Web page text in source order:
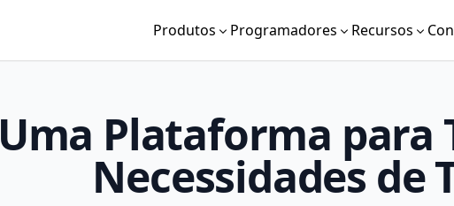
Produtos Programadores Recursos
Uma Plataforma para
Necessidades de